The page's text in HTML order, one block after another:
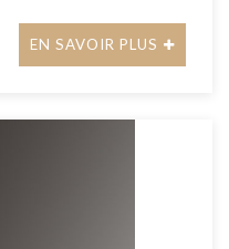
EN SAVOIR PLUS